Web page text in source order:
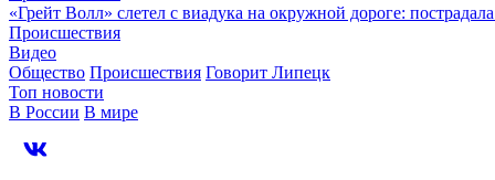
«Грейт Волл» слетел с виадука на окружной дороге:
Происшествия
Видео
Общество Происшествия Говорит Липецк
Топ новости
В России В мире